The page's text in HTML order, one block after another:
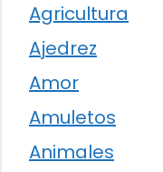
Agricultura
Ajedrez
Amor
Amuletos
Animales